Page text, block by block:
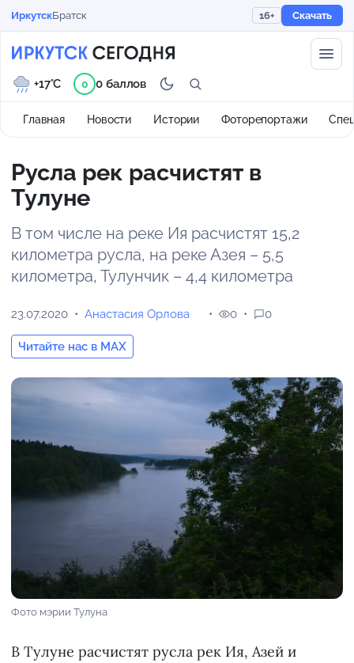
ИркутскБратск 16+ Скачать
Главная Новости Истории Фоторепортажи
+17°C 0 0 баллов
Русла рек расчистят в
Тулуне
В том числе на реке Ия расчистят 15,2
километра русла, на реке Азея – 5,5
километра, Тулунчик – 4,4 километра
23.07.2020 Анастасия Орлова
Читайте нас в MAX
0 0
Фото мэрии Тулуна
В Тулуне расчистят русла рек Ия, Азей и